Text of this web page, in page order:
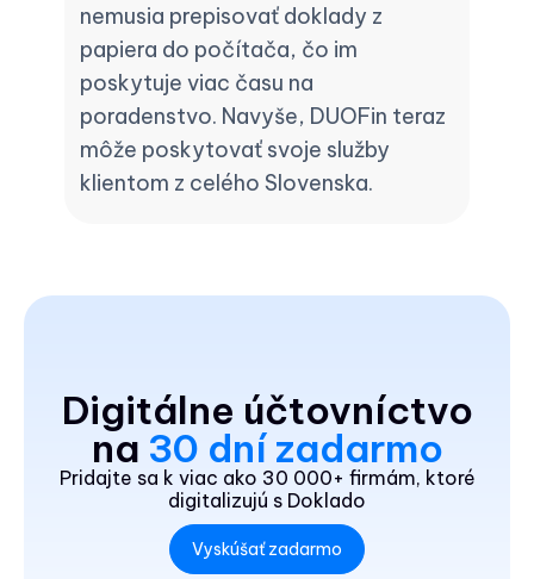
nemusia prepisovať doklady z
papiera do počítača, čo im
poskytuje viac času na
poradenstvo. Navyše, DUOFin teraz
môže poskytovať svoje služby
klientom z celého Slovenska.
Digitálne účtovníctvo
na 30 dní zadarmo
Pridajte sa k viac ako 30 000+ firmám, ktoré
digitalizujú s Doklado
Vyskúšať zadarmo